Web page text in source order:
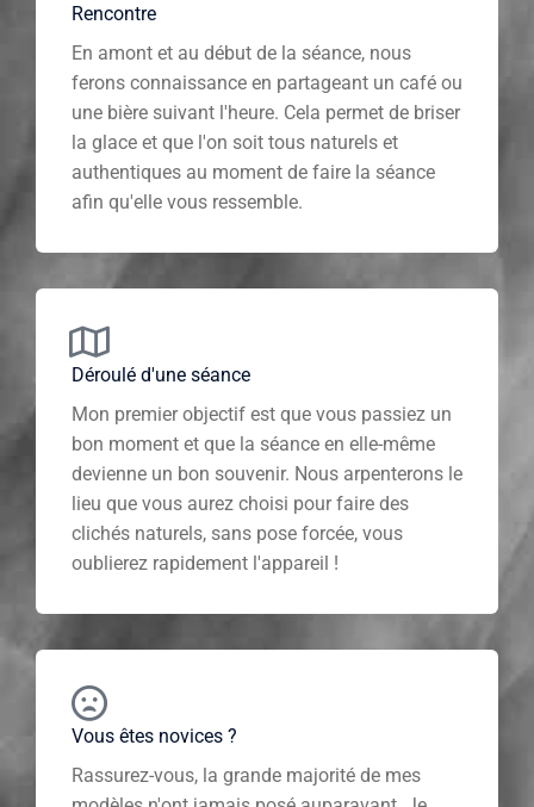
Rencontre
En amont et au début de la séance, nous
ferons connaissance en partageant un café ou
une bière suivant l'heure. Cela permet de briser
la glace et que l'on soit tous naturels et
authentiques au moment de faire la séance
afin qu'elle vous ressemble.
Déroulé d'une séance
Mon premier objectif est que vous passiez un
bon moment et que la séance en elle-même
devienne un bon souvenir. Nous arpenterons le
lieu que vous aurez choisi pour faire des
clichés naturels, sans pose forcée, vous
oublierez rapidement l'appareil !
Vous êtes novices ?
Rassurez-vous, la grande majorité de mes